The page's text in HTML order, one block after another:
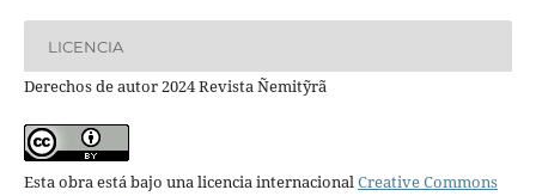
LICENCIA
Derechos de autor 2024 Revista Ñemitỹrã
Esta obra está bajo una licencia internacionalCreative Commons